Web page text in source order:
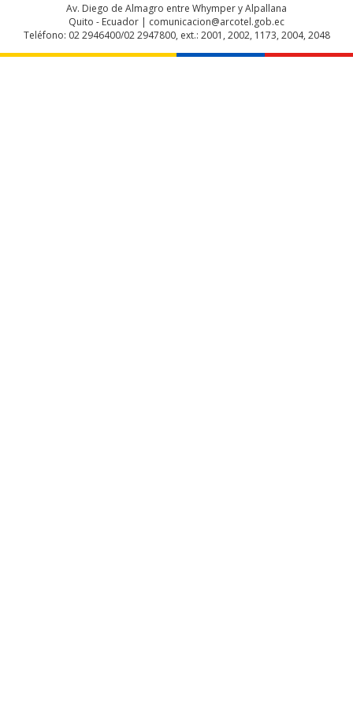
Av. Diego de Almagro entre Whymper y Alpallana
Quito - Ecuador | comunicacion@arcotel.gob.ec
Teléfono: 02 2946400/02 2947800, ext.: 2001, 2002, 1173, 2004, 2048